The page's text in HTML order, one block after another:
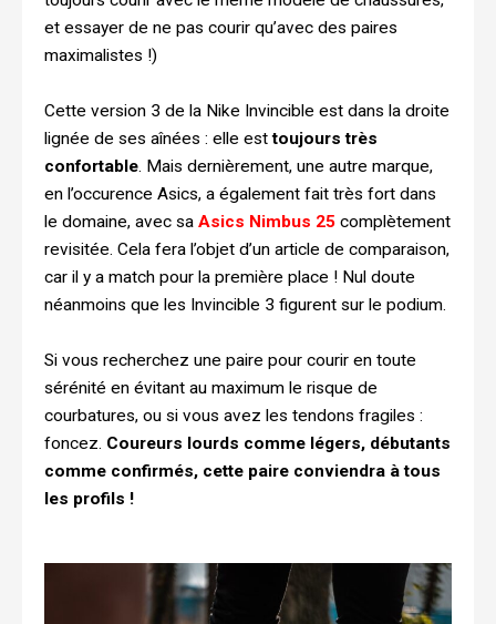
et essayer de ne pas courir qu’avec des paires
maximalistes !)
Cette version 3 de la Nike Invincible est dans la droite
lignée de ses aînées : elle esttoujours très
confortable. Mais dernièrement, une autre marque,
en l’occurence Asics, a également fait très fort dans
le domaine, avec sa Asics Nimbus 25 complètement
revisitée. Cela fera l’objet d’un article de comparaison,
car il y a match pour la première place ! Nul doute
néanmoins que les Invincible 3 figurent sur le podium.
Si vous recherchez une paire pour courir en toute
sérénité en évitant au maximum le risque de
courbatures, ou si vous avez les tendons fragiles :
foncez. Coureurs lourds comme légers, débutants
comme confirmés, cette paire conviendra à tous
les profils !